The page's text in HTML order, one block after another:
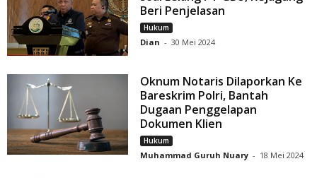
Beri Penjelasan
Hukum
Dian - 30 Mei 2024
Oknum Notaris Dilaporkan Ke
Bareskrim Polri, Bantah
Dugaan Penggelapan
Dokumen Klien
Hukum
Muhammad Guruh Nuary - 18 Mei 2024